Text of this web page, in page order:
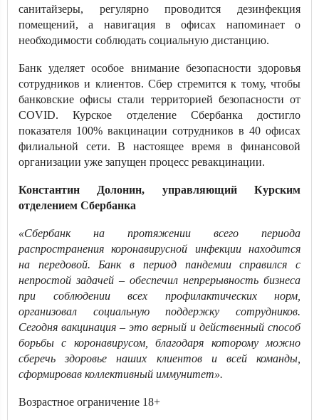
санитайзеры, регулярно проводится дезинфекция
помещений, а навигация в офисах напоминает о
необходимости соблюдать социальную дистанцию.
Банк уделяет особое внимание безопасности здоровья
сотрудников и клиентов. Сбер стремится к тому, чтобы
банковские офисы стали территорией безопасности от
COVID. Курское отделение Сбербанка достигло
показателя 100% вакцинации сотрудников в 40 офисах
филиальной сети. В настоящее время в финансовой
организации уже запущен процесс ревакцинации.
Константин Долонин, управляющий Курским
отделением Сбербанка
«Сбербанк на протяжении всего периода
распространения коронавирусной инфекции находится
на передовой. Банк в период пандемии справился с
непростой задачей – обеспечил непрерывность бизнеса
при соблюдении всех профилактических норм,
организовал социальную поддержку сотрудников.
Сегодня вакцинация – это верный и действенный способ
борьбы с коронавирусом, благодаря которому можно
сберечь здоровье наших клиентов и всей команды,
сформировав коллективный иммунитет».
Возрастное ограничение 18+